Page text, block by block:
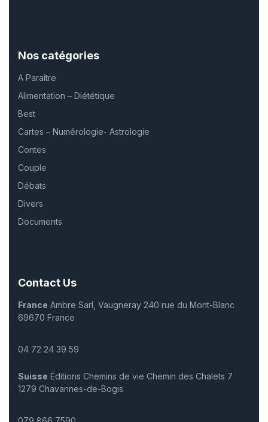
Nos catégories
A Paraître
Alimentation – Diététique
Best
Cartes – Numérologie- Astrologie
Contes
Couple
Débats
Divers
Documents
Contact Us
France Ambre Sarl, Vaugneray 240 rue du Mont-Blanc
69670 France
04 72 24 39 59
Suisse Éditions Chemins de vie Chemin des Chalets 7
1279 Chavannes-de-Bogis